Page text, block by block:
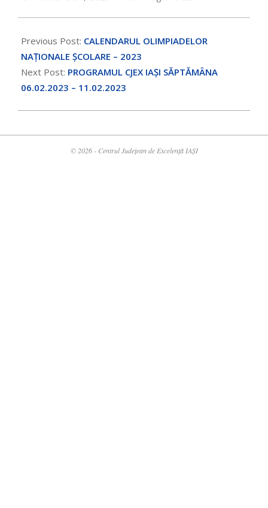
Previous Post: CALENDARUL OLIMPIADELOR
NAŢIONALE ŞCOLARE – 2023
Next Post: PROGRAMUL CJEX IAȘI SĂPTĂMÂNA
06.02.2023 – 11.02.2023
© 2026 - Centrul Județean de Excelență IAȘI